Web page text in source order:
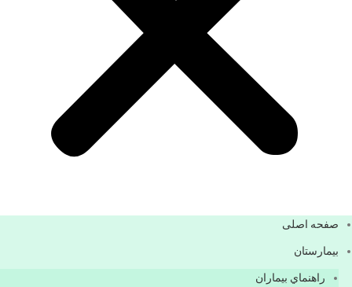
صفحه اصلی
بيمارستان
راهنماي بیماران